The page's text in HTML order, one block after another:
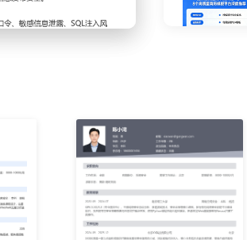
件安装、系统补丁推
程师处理网络攻击事
条，有效告警识别
故障中断。